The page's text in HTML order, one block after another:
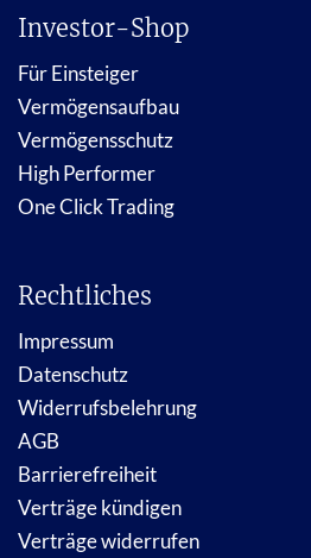
Investor-Shop
Für Einsteiger
Vermögensaufbau
Vermögensschutz
High Performer
One Click Trading
Rechtliches
Impressum
Datenschutz
Widerrufsbelehrung
AGB
Barrierefreiheit
Verträge kündigen
Verträge widerrufen